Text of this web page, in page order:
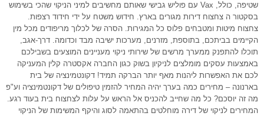
שטיפה, כולל, Vax עם פוליש גבישי שאותם מחשיבים למיני הניקוי שהכי בשימוש
בסקטור ה צחצוח דירות מגורים בארץ. חידוש משטח על ידי חידוד רצפות.
צחצוח מיטות ומטבחים פלוס כל המגירות. הסרה של לכלוך מריפודים מכל מין
הקיימים בביתכם, בתוספת, מזרנים, מערכות ישיבה מבד וכדומה. דרך-אגב,
תוכלו להתפנק ממערך מרשים של שירותי ניקוי מעניינים המוצעים בשבילכם
באמצעות עסקים מומלצים לניקיון בשוק כגון החברה אקסטרה קלין המעניקה
לכם את האפשרות ליהנות מאף יותר הברקה תמיד! דקונטמינציה של בית
בארנונה – מחירים כמה בערך יהיה המחיר להזמין טיפולים של דקונטמינציה וע"פ
מה זה יוסכם? כל מה שחייב להכניס אל הראש על עלות לצחצוח בית בעוד רגע.
המחירים לניקוי של דירה מוחלטים בהתאמה לסוג והיקף המשימות של הניקוי